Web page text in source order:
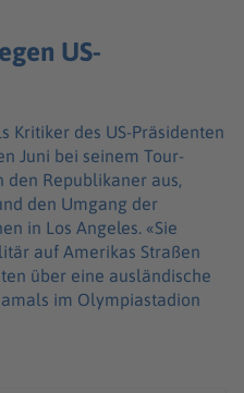
US-
Kritiker des US-Präsidenten
Juni bei seinem Tour-
Republikaner aus,
den Umgang der
in Los Angeles. «Sie
auf Amerikas Straßen
über eine ausländische
im Olympiastadion